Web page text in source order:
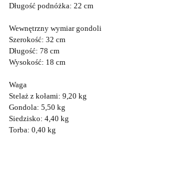
Długość podnóżka: 22 cm
Wewnętrzny wymiar gondoli
Szerokość: 32 cm
Długość: 78 cm
Wysokość: 18 cm
Waga
Stelaż z kołami: 9,20 kg
Gondola: 5,50 kg
Siedzisko: 4,40 kg
Torba: 0,40 kg